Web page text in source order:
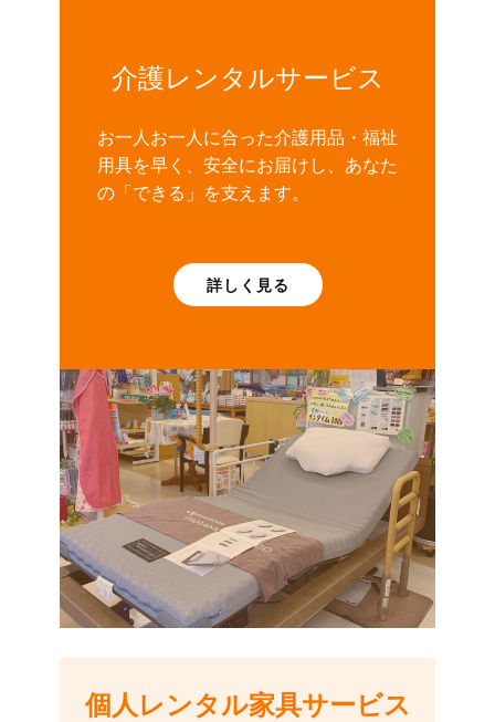
介護レンタルサービス
お一人お一人に合った介護用品・福祉
用具を早く、安全にお届けし、あなた
の「できる」を支えます。
詳しく見る
個人レンタル家具サービス